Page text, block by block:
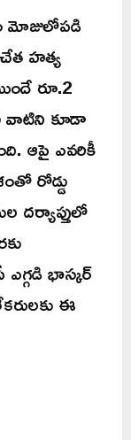
మోజులోపడి
చేత హత్య
రూ.2
వాటిని కూడా
ఆపై ఎవరికీ
రోడ్డు
దర్యాప్తులో
భాస్కర్
ఈ